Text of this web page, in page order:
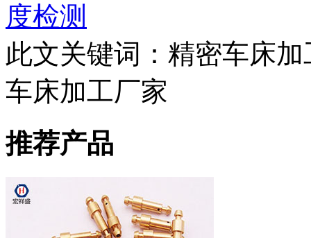
度检测
此文关键词： 精密车床
车床加工厂家
推荐产品